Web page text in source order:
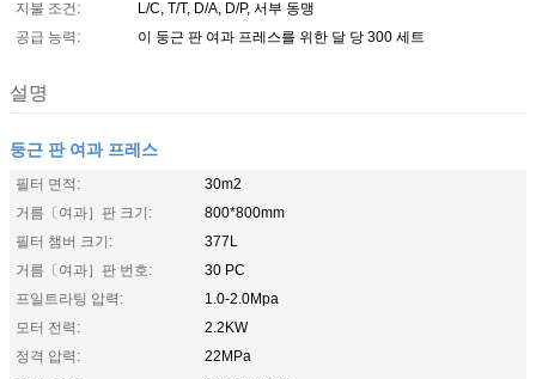
지불 조건:
L/C, T/T, D/A, D/P, 서부 동맹
공급 능력:
이 둥근 판 여과 프레스를 위한 달 당 300 세트
설명
둥근 판 여과 프레스
필터 면적:
30m2
거름〔여과］판 크기:
800*800mm
필터 챔버 크기:
377L
거름〔여과］판 번호:
30 PC
프일트라팅 압력:
1.0-2.0Mpa
모터 전력:
2.2KW
정격 압력:
22MPa